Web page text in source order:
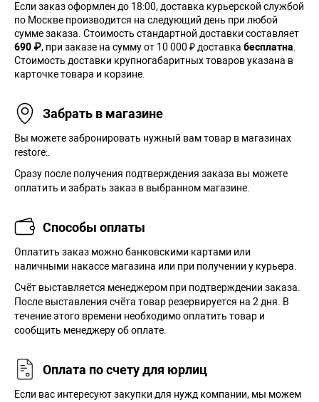
Если заказ оформлен до 18:00, доставка курьерской службой
по Москве производится на следующий день при любой
сумме заказа. Cтоимость стандартной доставки составляет
690 ₽, при заказе на сумму от 10 000 ₽ доставка бесплатна
Стоимость доставки крупногабаритных товаров указана в
карточке товара и корзине.
Забрать в магазине
Вы можете забронировать нужный вам товар в магазинах
restore:.
Сразу после получения подтверждения заказа вы можете
оплатить и забрать заказ в выбранном магазине.
Способы оплаты
Оплатить заказ можно банковскими картами или
наличными накассе магазина или при получении у курьера.
Cчёт выставляется менеджером при подтверждении заказа.
После выставления счёта товар резервируется на 2 дня. В
течение этого времени необходимо оплатить товар и
сообщить менеджеру об оплате.
Оплата по счету для юрлиц
Если вас интересуют закупки для нужд компании, мы можем